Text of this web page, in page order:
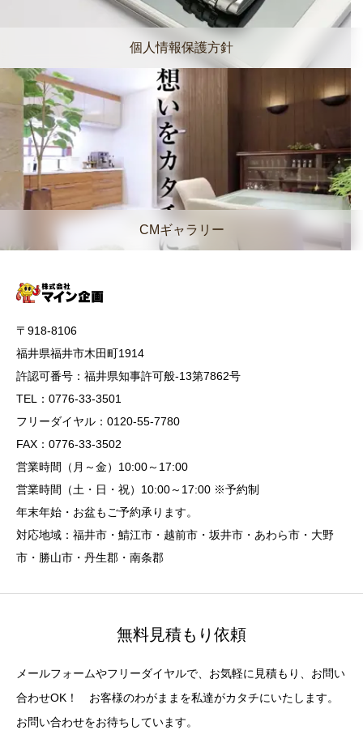
個人情報保護方針
CMギャラリー
〒918-8106
福井県福井市木田町1914
許認可番号：福井県知事許可般-13第7862号
TEL：0776-33-3501
フリーダイヤル：0120-55-7780
FAX：0776-33-3502
営業時間（月～金）10:00～17:00
営業時間（土・日・祝）10:00～17:00 ※予約制
年末年始・お盆もご予約承ります。
対応地域：福井市・鯖江市・越前市・坂井市・あわら市・大野
市・勝山市・丹生郡・南条郡
無料見積もり依頼
メールフォームやフリーダイヤルで、お気軽に見積もり、お問い
合わせOK！ お客様のわがままを私達がカタチにいたします。
お問い合わせをお待ちしています。